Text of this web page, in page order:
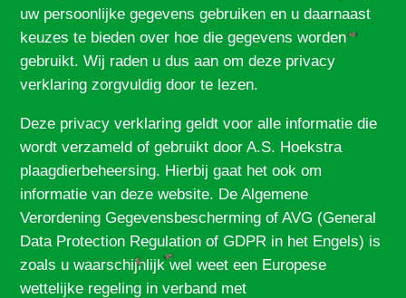
uw persoonlijke gegevens gebruiken en u daarnaast
keuzes te bieden over hoe die gegevens worden
gebruikt. Wij raden u dus aan om deze privacy
verklaring zorgvuldig door te lezen.
Deze privacy verklaring geldt voor alle informatie die
wordt verzameld of gebruikt door A.S. Hoekstra
plaagdierbeheersing. Hierbij gaat het ook om
informatie van deze website. De Algemene
Verordening Gegevensbescherming of AVG (General
Data Protection Regulation of GDPR in het Engels) is
zoals u waarschijnlijk wel weet een Europese
wettelijke regeling in verband met